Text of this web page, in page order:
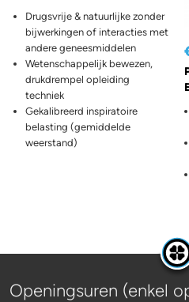
Drugsvrije & natuurlijke zonder
bijwerkingen of interacties met
andere geneesmiddelen
Wetenschappelijk bewezen,
drukdrempel opleiding
techniek
Gekalibreerd inspiratoire
belasting (gemiddelde
weerstand)
Openingsuren (enkel